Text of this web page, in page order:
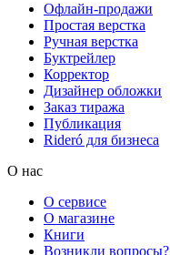
Офлайн-продажи
Простая верстка
Ручная верстка
Буктрейлер
Корректор
Дизайнер обложки
Заказ тиража
Публикация
Rideró для бизнеса
О нас
О сервисе
О магазине
Книги
Возникли вопросы?